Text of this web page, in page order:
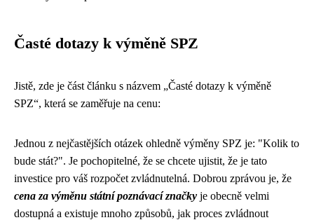
Časté dotazy k výměně SPZ
Jistě, zde je část článku s názvem „Časté dotazy k výměně
SPZ“, která se zaměřuje na cenu:
Jednou z nejčastějších otázek ohledně výměny SPZ je: "Kolik to
bude stát?". Je pochopitelné, že se chcete ujistit, že je tato
investice pro váš rozpočet zvládnutelná. Dobrou zprávou je, že
cena za výměnu státní poznávací značky je obecně velmi
dostupná a existuje mnoho způsobů, jak proces zvládnout